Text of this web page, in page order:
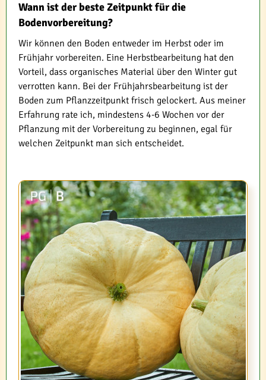
Wann ist der beste Zeitpunkt für die
Bodenvorbereitung?
Wir können den Boden entweder im Herbst oder im
Frühjahr vorbereiten. Eine Herbstbearbeitung hat den
Vorteil, dass organisches Material über den Winter gut
verrotten kann. Bei der Frühjahrsbearbeitung ist der
Boden zum Pflanzzeitpunkt frisch gelockert. Aus meiner
Erfahrung rate ich, mindestens 4-6 Wochen vor der
Pflanzung mit der Vorbereitung zu beginnen, egal für
welchen Zeitpunkt man sich entscheidet.